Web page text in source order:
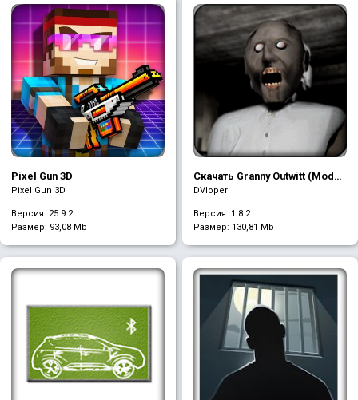
Pixel Gun 3D
Pixel Gun 3D
Версия: 25.9.2
Размер: 93,08 Mb
Скачать Granny Outwitt (Mod
меню)
DVloper
Версия: 1.8.2
Размер: 130,81 Mb